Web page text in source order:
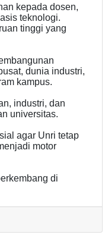
kepada dosen,
teknologi.
tinggi yang
dunia industri,
kampus.
industri, dan
universitas.
agar Unri tetap
motor
di